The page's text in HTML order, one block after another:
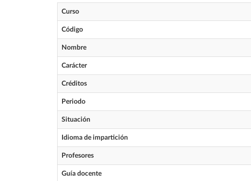
Curso
Código
Nombre
Carácter
Créditos
Periodo
Situación
Idioma de impartición
Profesores
Guía docente